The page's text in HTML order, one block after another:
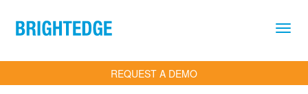
REQUEST A DEMO